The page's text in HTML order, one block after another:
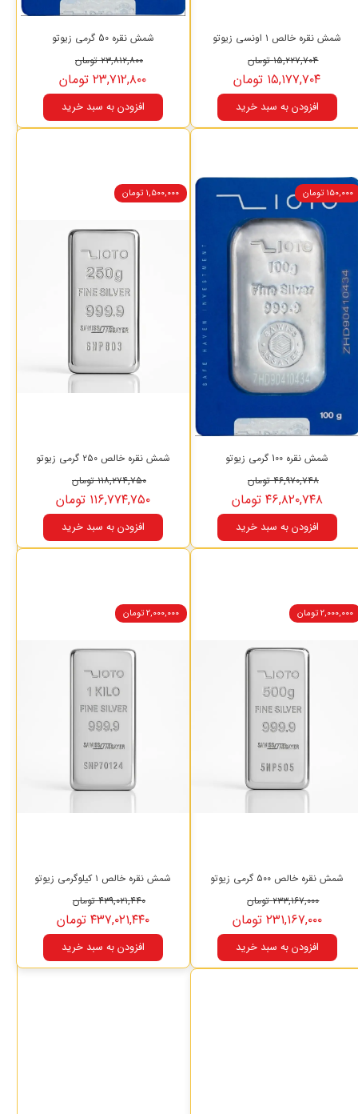
شمش نقره خالص ۱ اونسی زیوتو
۱۵,۲۲۷,۷۰۴ تومان
۱۵,۱۷۷,۷۰۴ تومان
افزودن به سبد خرید
شمش نقره 50 گرمی زیوتو
۲۳,۸۱۲,۸۰۰ تومان
۲۳,۷۱۲,۸۰۰ تومان
افزودن به سبد خرید
شمش نقره 100 گرمی زیوتو
۴۶,۹۷۰,۷۴۸ تومان
۴۶,۸۲۰,۷۴۸ تومان
افزودن به سبد خرید
۱۵۰,۰۰۰ تومان
شمش نقره خالص ۲۵۰ گرمی زیوتو
۱۱۸,۲۷۴,۷۵۰ تومان
۱۱۶,۷۷۴,۷۵۰ تومان
افزودن به سبد خرید
۱,۵۰۰,۰۰۰ تومان
شمش نقره خالص ۵۰۰ گرمی زیوتو
۲۳۳,۱۶۷,۰۰۰ تومان
۲۳۱,۱۶۷,۰۰۰ تومان
افزودن به سبد خرید
۲,۰۰۰,۰۰۰ تومان
شمش نقره خالص ۱ کیلوگرمی زیوتو
۴۳۹,۰۲۱,۴۴۰ تومان
۴۳۷,۰۲۱,۴۴۰ تومان
افزودن به سبد خرید
۲,۰۰۰,۰۰۰ تومان